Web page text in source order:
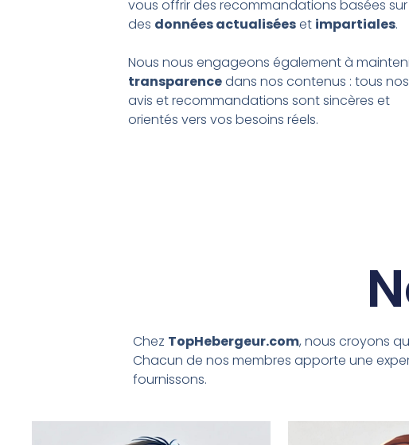
vous offrir des recommandations basées sur
des données actualiséeset impartiales.
Nous nous engageons également à
transparencedans nos contenus : tous nos
avis et recommandations sont sincères et
orientés vers vos besoins réels.
Chez TopHebergeur.com, nous croyons
Chacun de nos membres apporte une
fournissons.